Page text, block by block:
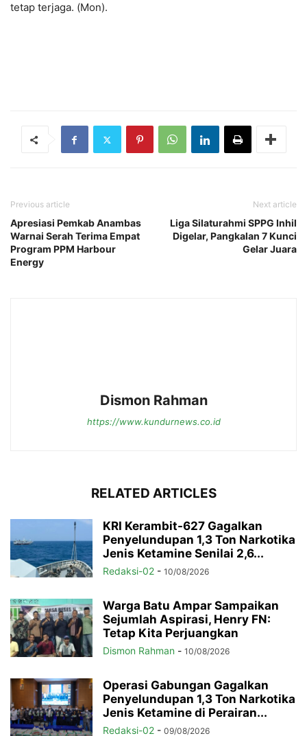
tetap terjaga. (Mon).
Previous article
Apresiasi Pemkab Anambas
Warnai Serah Terima Empat
Program PPM Harbour
Energy
Next article
Liga Silaturahmi SPPG Inhil
Digelar, Pangkalan 7 Kunci
Gelar Juara
Dismon Rahman
https://www.kundurnews.co.id
RELATED ARTICLES
KRI Kerambit-627 Gagalkan
Penyelundupan 1,3 Ton Narkotika
Jenis Ketamine Senilai 2,6...
Redaksi-02 - 10/08/2026
Warga Batu Ampar Sampaikan
Sejumlah Aspirasi, Henry FN:
Tetap Kita Perjuangkan
Dismon Rahman - 10/08/2026
Operasi Gabungan Gagalkan
Penyelundupan 1,3 Ton Narkotika
Jenis Ketamine di Perairan...
Redaksi-02 - 09/08/2026